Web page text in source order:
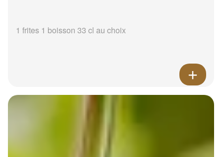
1 frites 1 boisson 33 cl au choix